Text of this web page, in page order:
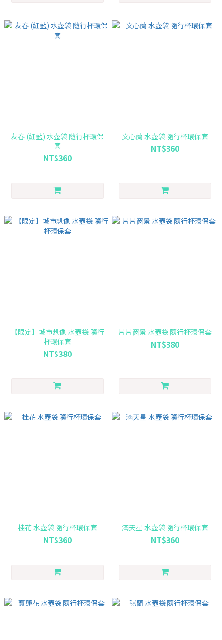
友春 (紅藍) 水壺袋 隨行杯環保
套
NT$360
文心蘭 水壺袋 隨行杯環保套
NT$360
【限定】城市想像 水壺袋 隨行
杯環保套
NT$380
片片窗景 水壺袋 隨行杯環保套
NT$380
桂花 水壺袋 隨行杯環保套
NT$360
滿天星 水壺袋 隨行杯環保套
NT$360